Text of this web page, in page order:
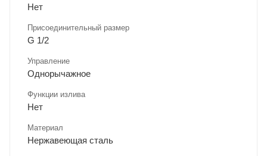
Нет
Присоединительный размер
G 1/2
Управление
Однорычажное
Функции излива
Нет
Материал
Нержавеющая сталь